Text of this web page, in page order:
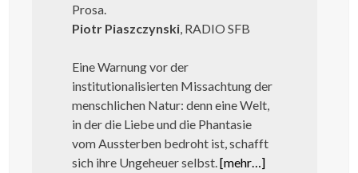
Prosa.
Piotr Piaszczynski, RADIO SFB
Eine Warnung vor der
institutionalisierten Missachtung der
menschlichen Natur: denn eine Welt,
in der die Liebe und die Phantasie
vom Aussterben bedroht ist, schafft
sich ihre Ungeheuer selbst.[mehr…]